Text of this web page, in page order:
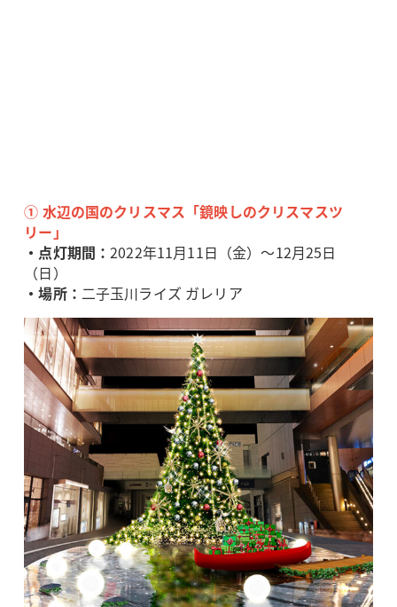
① 水辺の国のクリスマス「鏡映しのクリスマスツ
リー」
・点灯期間：2022年11月11日（金）～12月25日
（日）
・場所： 二子玉川ライズ ガレリア